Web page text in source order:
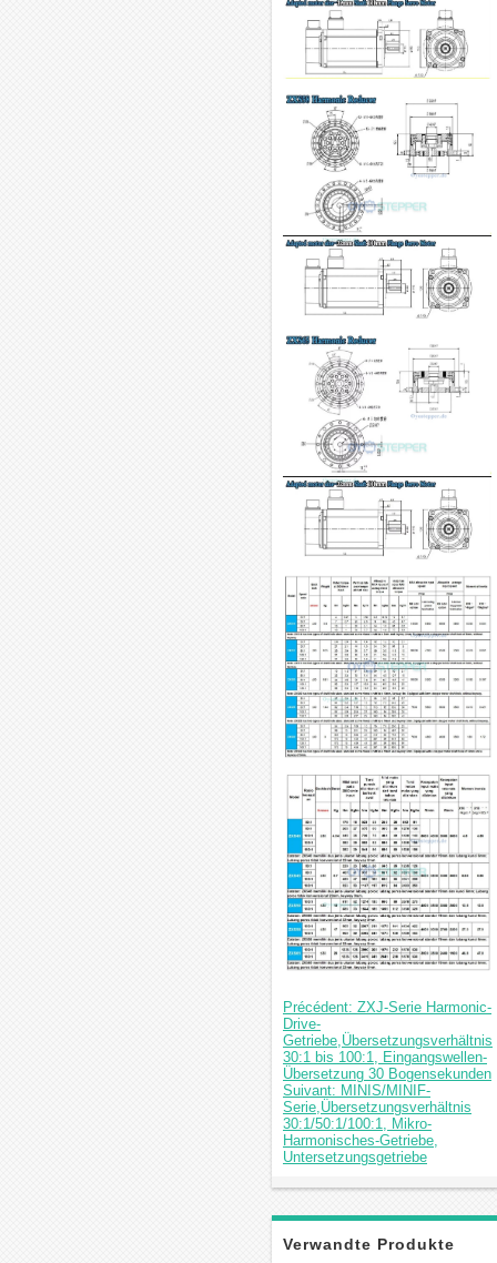
Précédent: ZXJ-Serie Harmonic-
Drive-
Getriebe,Übersetzungsverhältnis
30:1 bis 100:1, Eingangswellen-
Übersetzung 30 Bogensekunden
Suivant: MINIS/MINIF-
Serie,Übersetzungsverhältnis
30:1/50:1/100:1, Mikro-
Harmonisches-Getriebe,
Untersetzungsgetriebe
Verwandte Produkte